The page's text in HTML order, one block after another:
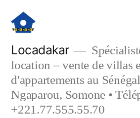
contenu
Locadakar
location – vente de villas
d'appartements au
Ngaparou, Somone •
+221.77.555.55.70